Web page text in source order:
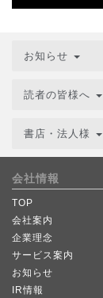
お知らせ
読者の皆様へ
書店・法人様
会社情報
TOP
会社案内
企業理念
サービス案内
お知らせ
IR情報